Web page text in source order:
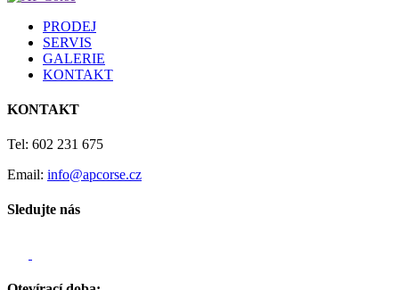
PRODEJ
SERVIS
GALERIE
KONTAKT
KONTAKT
Tel: 602 231 675
Email: info@apcorse.cz
Sledujte nás